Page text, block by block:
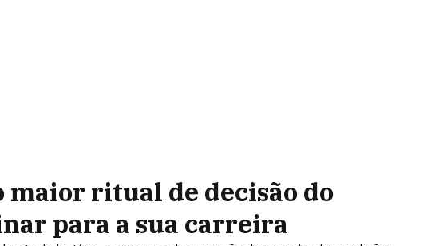
maior ritual de decisão do
para a sua carreira